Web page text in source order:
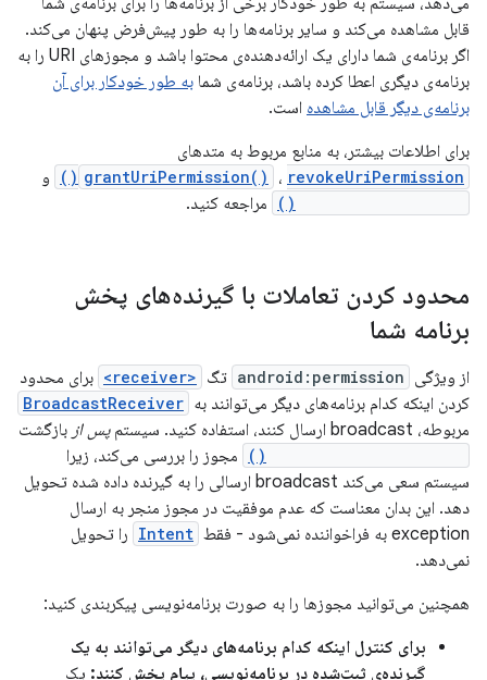
قابل مشاهده می‌کند و سایر برنامه‌ها را به طور پیش‌فرض پنهان می‌کند.
اگر برنامه‌ی شما دارای یک ارائه‌دهنده‌ی محتوا باشد و مجوزهای URI را به
برنامه‌ی دیگری اعطا کرده باشد، برنامه‌ی شما به طور خودکار برای آن
برنامه‌ی دیگر قابل مشاهده است.
برای اطلاعات بیشتر، به منابع مربوط به متدهای
grantUriPermission() ، revokeUriPermission() و
مراجعه کنید.
محدود کردن تعاملات با گیرنده‌های پخش
برنامه شما
از ویژگی android:permission تگ <receiver>
برای محدود
کردن اینکه کدام برنامه‌های دیگر می‌توانند به BroadcastReceiver
مربوطه، broadcast ارسال کنند، استفاده کنید. سیستم پس از بازگشت
مجوز را بررسی می‌کند، زیرا
سیستم سعی می‌کند broadcast ارسالی را به گیرنده داده شده تحویل
دهد. این بدان معناست که عدم موفقیت در مجوز منجر به ارسال
exception به فراخواننده نمی‌شود - فقط
Intent را تحویل
نمی‌دهد.
همچنین می‌توانید مجوزها را به صورت برنامه‌نویسی پیکربندی کنید:
برای کنترل اینکه کدام برنامه‌های دیگر می‌توانند به یک
گیرنده‌ی ثبت‌شده در برنامه‌نویسی، پیام پخش کنند: یک